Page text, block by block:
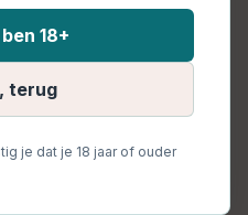
18+
terug
je dat je 18 jaar of ouder